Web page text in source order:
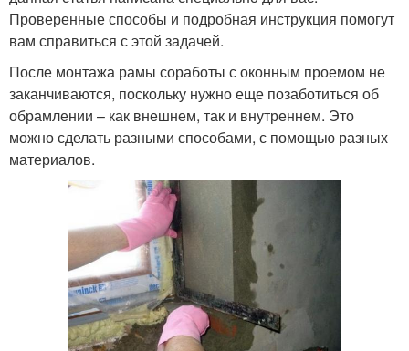
Цены на сэндвич-
панели
Металлические откосы
Наружные откосы Откосы из металла
Откосы на окна Внутренние откосы
Проверенные способы и подробная инструкция помогут
вам справиться с этой задачей.
После монтажа рамы соработы с оконным проемом не
заканчиваются, поскольку нужно еще позаботиться об
обрамлении – как внешнем, так и внутреннем. Это
можно сделать разными способами, с помощью разных
материалов.